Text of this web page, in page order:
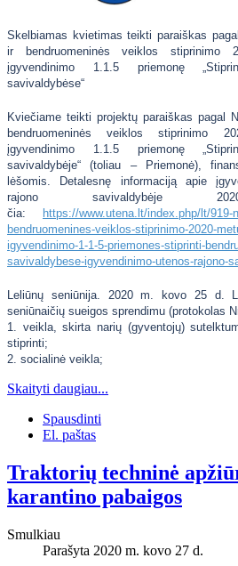
Skelbiamas kvietimas teikti paraiškas
ir bendruomeninės veiklos stiprinimo
įgyvendinimo 1.1.5 priemonę
savivaldybėse“
Kviečiame teikti projektų paraiškas pagal
bendruomeninės veiklos stiprinimo
įgyvendinimo 1.1.5 priemonę
savivaldybėje“ (toliau – Priemonė),
lėšomis. Detalesnę informaciją apie
rajono savivaldybėje
čia:
https://www.utena.lt/index.php/lt/
bendruomenines-veiklos-stiprinimo-2020-
igyvendinimo-1-1-5-priemones-stiprinti-
savivaldybese-igyvendinimo-utenos-rajono-
Leliūnų seniūnija. 2020 m. kovo 25 d.
seniūnaičių sueigos sprendimu (protokolas
1. veikla, skirta narių (gyventojų)
stiprinti;
2. socialinė veikla;
Skaityti daugiau...
Spausdinti
El. paštas
Traktorių techninė
karantino pabaigos
Smulkiau
Parašyta 2020 m. kovo 27 d.